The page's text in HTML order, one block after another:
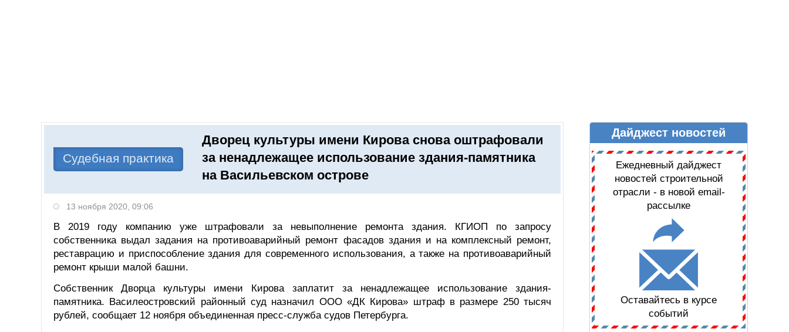
ДАЙДЖЕСТ НОВОСТЕЙ
Судебная практика
Дворец культуры имени Кирова снова оштрафовали
за ненадлежащее использование здания-памятника
на Васильевском острове
13 ноября 2020, 09:06
В 2019 году компанию уже штрафовали за невыполнение ремонта здания. КГИОП по запросу
собственника выдал задания на противоаварийный ремонт фасадов здания и на комплексный ремонт,
реставрацию и приспособление здания для современного использования, а также на противоаварийный
ремонт крыши малой башни.
Собственник Дворца культуры имени Кирова заплатит за ненадлежащее использование здания-
памятника. Василеостровский районный суд назначил ООО «ДК Кирова» штраф в размере 250 тысяч
рублей, сообщает 12 ноября объединенная пресс-служба судов Петербурга.
Дайджест новостей
Ежедневный дайджест
новостей строительной
отрасли - в новой email-
рассылке
Оставайтесь в курсе
событий